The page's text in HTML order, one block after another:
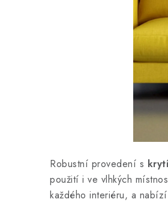
Robustní provedení s
použití i ve vlhkých
každého interiéru, a